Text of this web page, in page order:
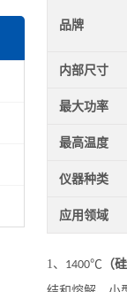
品牌
内部尺寸
最大功率
最高温度
仪器种类
应用领域
1、 1400℃（